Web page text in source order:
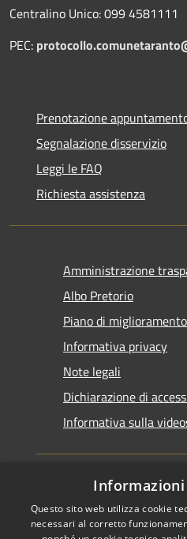
Centralino Unico: 099 4581111
PEC:
Prenotazione
Segnalazione disservizio
Leggi le FAQ
Richiesta assistenza
Amministrazione
Albo Pretorio
Piano di
Informativa privacy
Note legali
Dichiarazione di
Informativa sulla
RSS
Questo sito web utilizza cookie
necessari al corretto